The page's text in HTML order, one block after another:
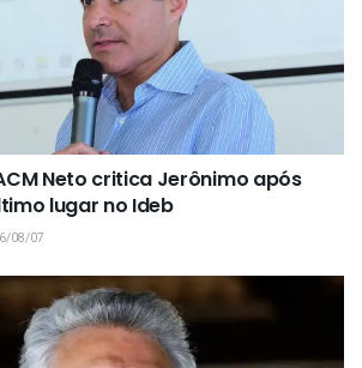
Neto critica Jerônimo após
lugar no Ideb
08/07